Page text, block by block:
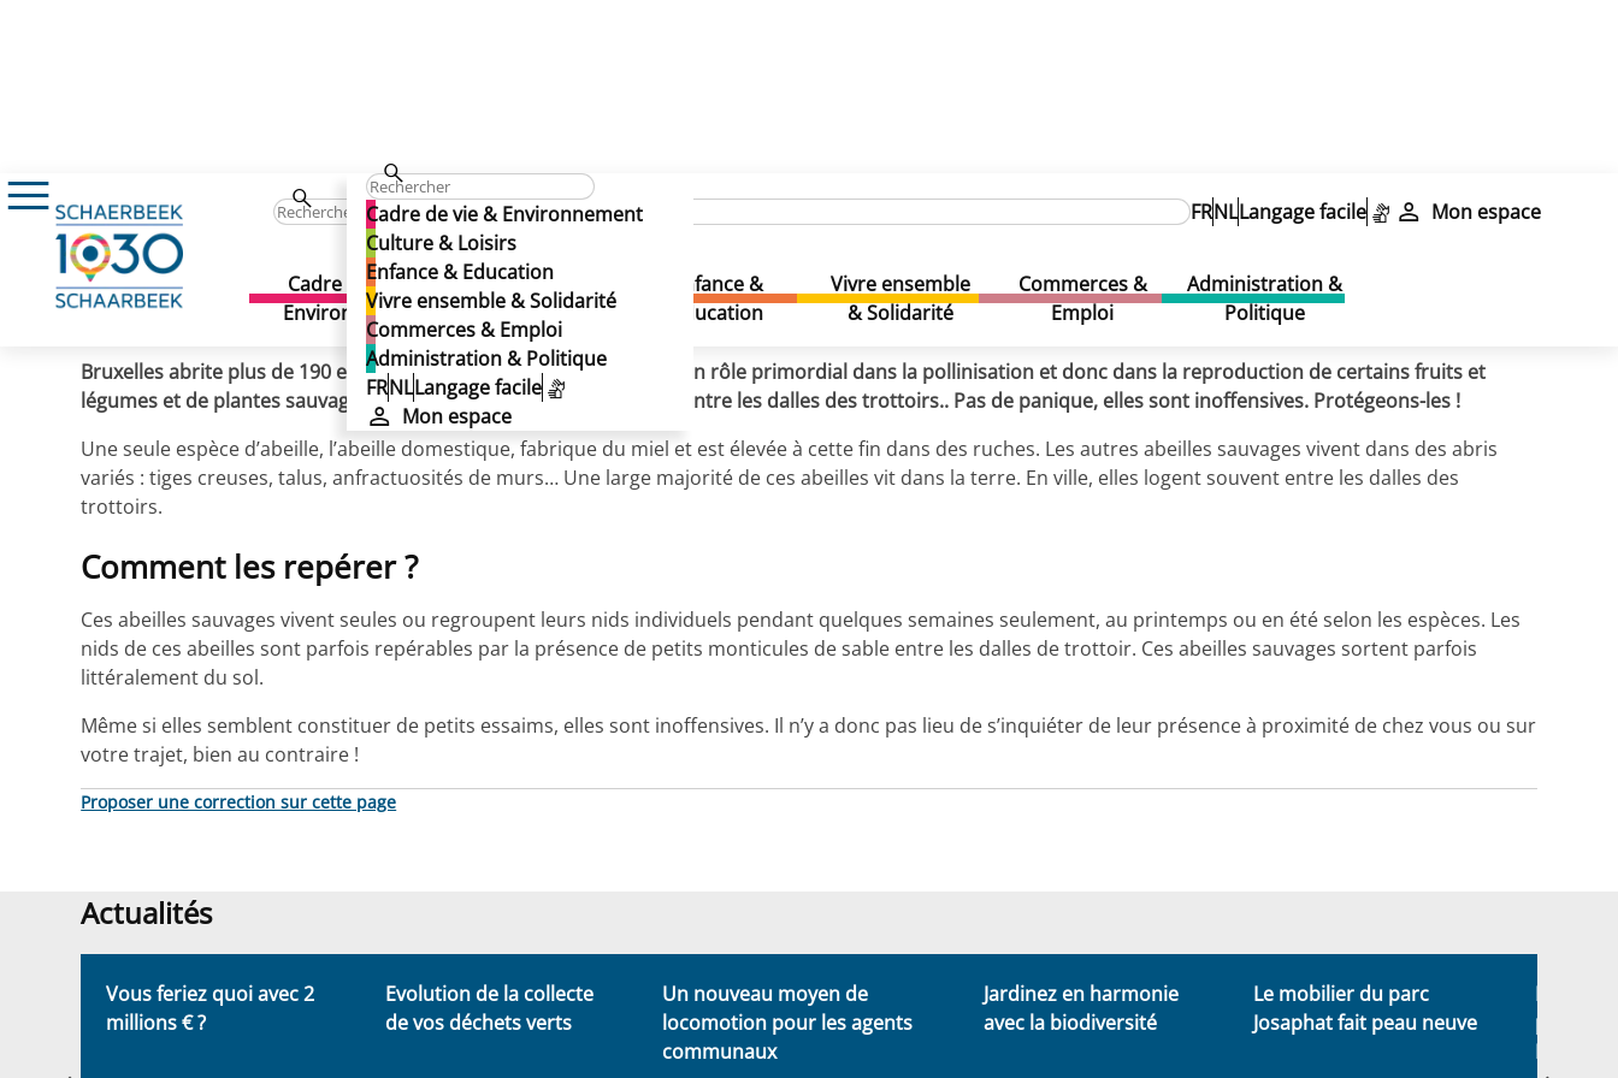
Cadre de vie & Environnement
Culture & Loisirs
Enfance & Education
Vivre ensemble & Solidarité
Commerces & Emploi
Administration & Politique
FRNLLangage facile
Mon espace
FRNLLangage facile Mon espace
Cadre de vie &
Environnement
Culture & Loisirs
Enfance &
Education
Vivre ensemble
& Solidarité
Commerces &
Emploi
Administration &
Politique
N’oublions pas les abeilles sous les pavés
N’oublions pas les abeilles sous les pavés
N’oublions pas les abeilles sous les pavés
Publié le 25/04/2024
Bruxelles abrite plus de 190 espèces d’abeilles. Elles jouent toutes un rôle primordial dans la pollinisation et donc dans la reproduction de certains fruits et
légumes et de plantes sauvages. Beaucoup d’entre elles s’abritent entre les dalles des trottoirs.. Pas de panique, elles sont inoffensives. Protégeons-les !
Une seule espèce d’abeille, l’abeille domestique, fabrique du miel et est élevée à cette fin dans des ruches. Les autres abeilles sauvages vivent dans des abris
variés : tiges creuses, talus, anfractuosités de murs… Une large majorité de ces abeilles vit dans la terre. En ville, elles logent souvent entre les dalles des
trottoirs.
Comment les repérer ?
Ces abeilles sauvages vivent seules ou regroupent leurs nids individuels pendant quelques semaines seulement, au printemps ou en été selon les espèces. Les
nids de ces abeilles sont parfois repérables par la présence de petits monticules de sable entre les dalles de trottoir. Ces abeilles sauvages sortent parfois
littéralement du sol.
Même si elles semblent constituer de petits essaims, elles sont inoffensives. Il n’y a donc pas lieu de s’inquiéter de leur présence à proximité de chez vous ou sur
votre trajet, bien au contraire !
Proposer une correction sur cette page
Actualités
Actualités
Vous feriez quoi avec 2
millions € ?
Evolution de la collecte
de vos déchets verts
Un nouveau moyen de
locomotion pour les agents
communaux
Jardinez en harmonie
avec la biodiversité
Le mobilier du parc
Josaphat fait peau neuve
Des
propre”
Nord-